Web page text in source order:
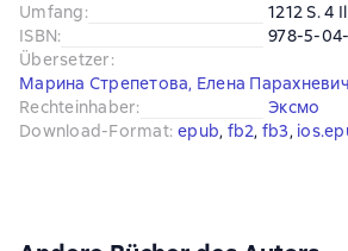
Umfang:
1212 S. 4
ISBN:
978-5-
Übersetzer:
Марина Стрепетова, Елена Парахневич
Rechteinhaber:
Эксмо
Download-Format: epub, fb2, fb3,